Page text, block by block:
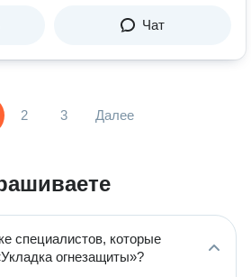
Чат
2 3 Далее
специалистов, которые
огнезащиты»?